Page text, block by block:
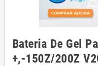
Bateria De Gel
+,-150Z/200Z